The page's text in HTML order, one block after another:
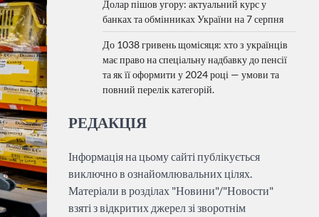
Долар пішов угору: актуальний курс у
банках та обмінниках України на 7 серпня
До 1038 гривень щомісяця: хто з українців
має право на спеціальну надбавку до пенсії
та як її оформити у 2024 році — умови та
повний перелік категорій.
РЕДАКЦІЯ
Інформація на цьому сайті публікується
виключно в ознайомлювальних цілях.
Матеріали в розділах "Новини"/"Новости"
взяті з відкритих джерел зі зворотнім